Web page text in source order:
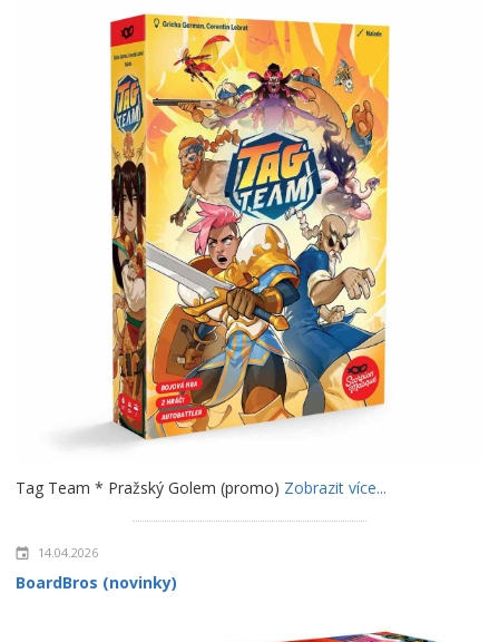
Tag Team * Pražský Golem (promo) Zobrazit více...
14.04.2026
BoardBros (novinky)